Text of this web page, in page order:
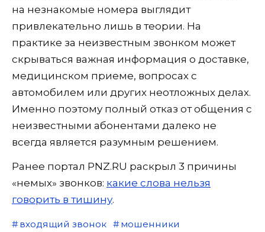
на незнакомые номера выглядит
привлекательно лишь в теории. На
практике за неизвестным звонком может
скрываться важная информация о доставке,
медицинском приеме, вопросах с
автомобилем или других неотложных делах.
Именно поэтому полный отказ от общения с
неизвестными абонентами далеко не
всегда является разумным решением.
Ранее портал PNZ.RU раскрыл 3 причины
«немых» звонков: какие слова нельзя
говорить в тишину.
входящий звонок
мошенники